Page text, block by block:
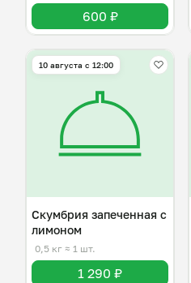
600 ₽
10 августа с 12:00
Скумбрия запеченная с
лимоном
0,5 кг ≈ 1 шт.
1 290 ₽